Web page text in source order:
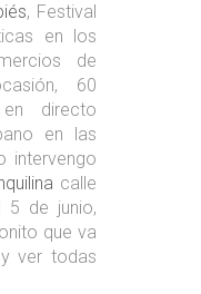
, Festival
en los
de
60
directo
en las
intervengo
calle
5 de junio,
que va
ver todas